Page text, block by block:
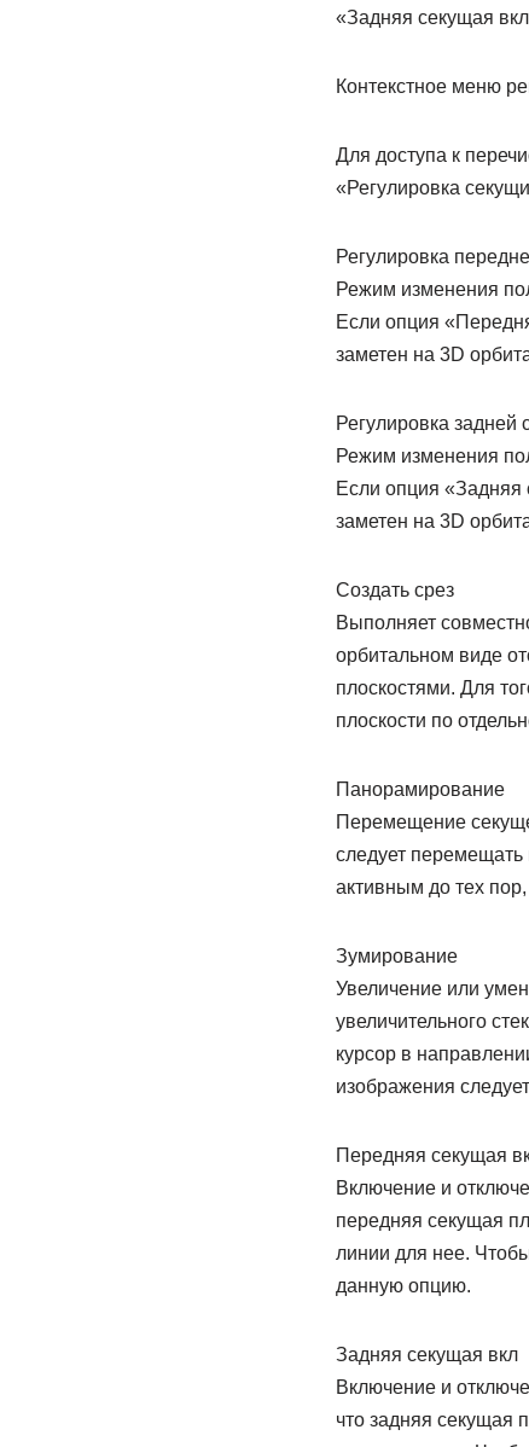
«Задняя секущая
Контекстное меню
Для доступа к
«Регулировка
Регулировка
Режим изменения
Если опция
заметен на 3D
Регулировка задней
Режим изменения
Если опция «Задняя
заметен на 3D
Создать срез
Выполняет
орбитальном виде
плоскостями. Для
плоскости по
Панорамирование
Перемещение
следует
активным до тех
Зумирование
Увеличение или
увеличительного
курсор в
изображения
Передняя секущая
Включение и
передняя секущая
линии для нее.
данную опцию.
Задняя секущая вкл
Включение и
что задняя секущая